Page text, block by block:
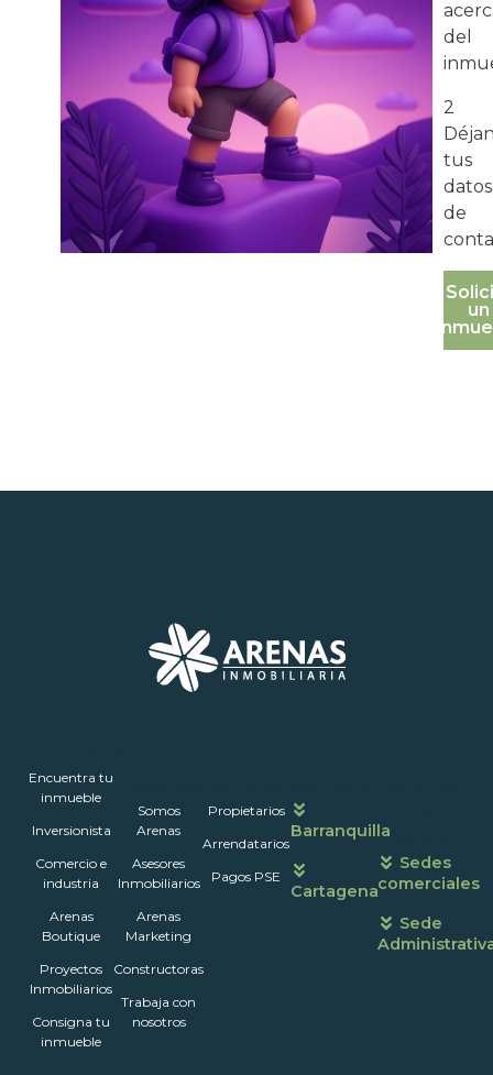
del
2
tus
datos
de
un
Encuentra tu
inmueble
Inversionista
Comercio e
industria
Arenas
Boutique
Proyectos
Inmobiliarios
Consigna tu
inmueble
Somos
Arenas
Asesores
Inmobiliarios
Arenas
Marketing
Constructoras
Trabaja con
nosotros
Propietarios
Arrendatarios
Pagos PSE
Barranquilla
Cartagena
atención
Sedes
comerciales
Sede